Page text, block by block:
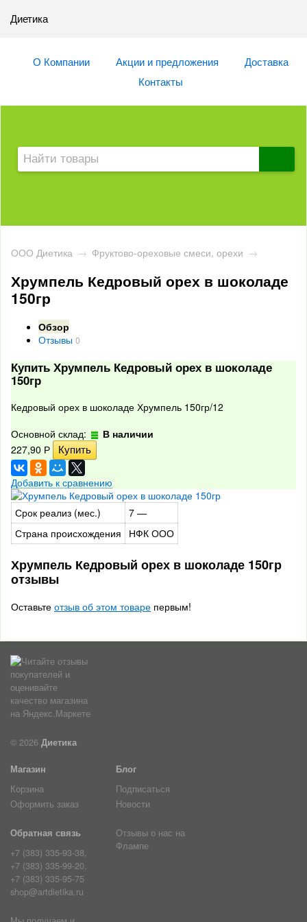
Диетика
О Компании Акции и предложения
Доставка
Контакты
ООО Диетика → Фруктово-ореховые смеси, орехи →
Хрумпель Кедровый орех в шоколаде
150гр
Обзор
Отзывы 0
Купить Хрумпель Кедровый орех в шоколаде
150гр
Кедровый орех в шоколаде Хрумпель 150гр/12
Основной склад:
В наличии
227,90 Р
Добавить к сравнению
Срок реализ (мес.)
7 —
Страна происхождения
НФК ООО
Хрумпель Кедровый орех в шоколаде 150гр
отзывы
Оставьте отзыв об этом товаре первым!
© 2026 Диетика
Магазин
Корзина
Оформить заказ
Блог
Подписаться
Новости
Обратная связь
+7 (383) 335-93-38,
+7 (383) 335-99-20,
+7 (383) 335-95-75
shop@artdietika.ru
Отзывы о нас на
Флампе